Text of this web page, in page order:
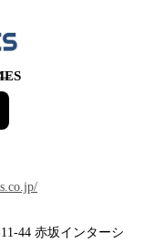
44 赤坂インターシ